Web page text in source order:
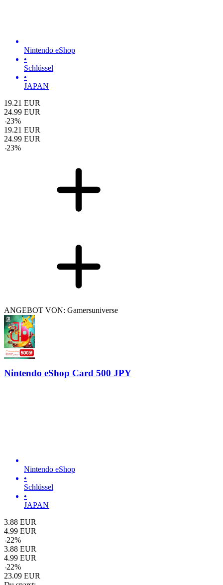
Nintendo eShop
•
Schlüssel
•
JAPAN
19.21 EUR
24.99 EUR
-23%
19.21 EUR
24.99 EUR
-23%
ANGEBOT VON: Gamersuniverse
Nintendo eShop Card 500 JPY
Nintendo eShop
•
Schlüssel
•
JAPAN
3.88 EUR
4.99 EUR
-22%
3.88 EUR
4.99 EUR
-22%
23.09 EUR